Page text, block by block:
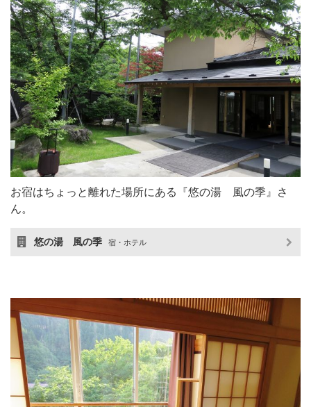
お宿はちょっと離れた場所にある『悠の湯 風の季』さ
ん。
悠の湯 風の季 宿・ホテル